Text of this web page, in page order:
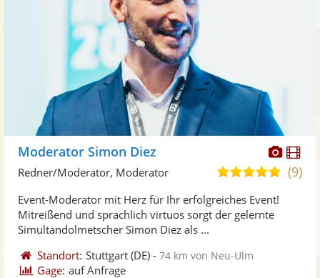
Moderator Simon Diez
4,9(9)
Redner/Moderator, Moderator
Event-Moderator mit Herz für Ihr erfolgreiches Event!
Mitreißend und sprachlich virtuos sorgt der gelernte
Simultandolmetscher Simon Diez als ...
Standort: Stuttgart (DE) -74 km von Neu-Ulm
Gage: auf Anfrage